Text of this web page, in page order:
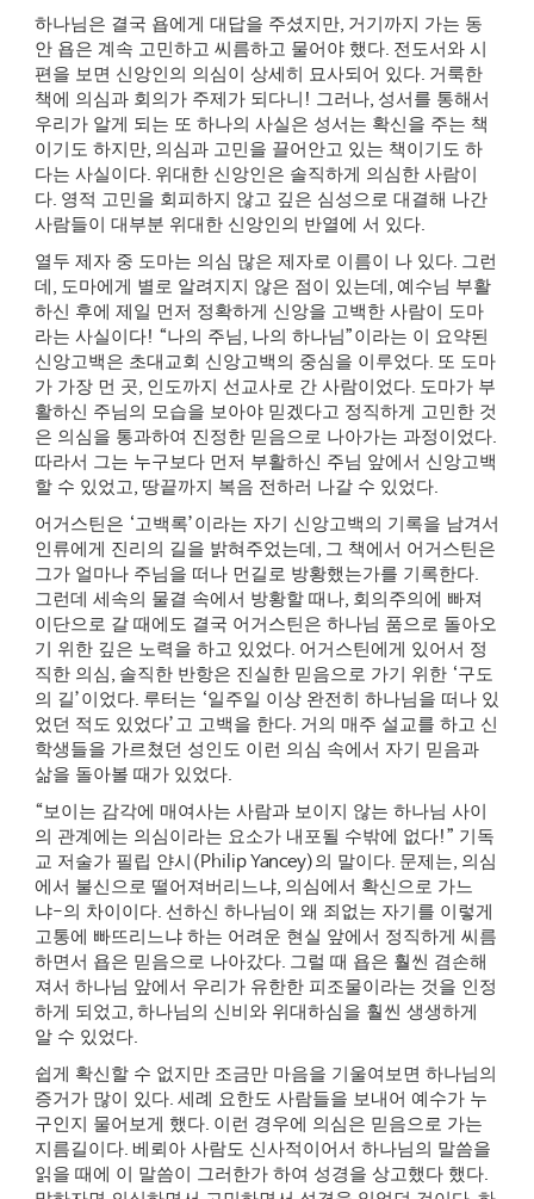
하나님은 결국 욥에게 대답을 주셨지만, 거기까지 가는 동
안 욥은 계속 고민하고 씨름하고 물어야 했다. 전도서와 시
편을 보면 신앙인의 의심이 상세히 묘사되어 있다. 거룩한
책에 의심과 회의가 주제가 되다니 ! 그러나, 성서를 통해서
우리가 알게 되는 또 하나의 사실은 성서는 확신을 주는 책
이기도 하지만, 의심과 고민을 끌어안고 있는 책이기도 하
다는 사실이다. 위대한 신앙인은 솔직하게 의심한 사람이
다. 영적 고민을 회피하지 않고 깊은 심성으로 대결해 나간
사람들이 대부분 위대한 신앙인의 반열에 서 있다.
열두 제자 중 도마는 의심 많은 제자로 이름이 나 있다. 그런
데 , 도마에게 별로 알려지지 않은 점이 있는데 , 예수님 부활
하신 후에 제일 먼저 정확하게 신앙을 고백한 사람이 도마
라는 사실이다! “나의 주님, 나의 하나님”이라는 이 요약된
신앙고백은 초대교회 신앙고백의 중심을 이루었다. 또 도마
가 가장 먼 곳, 인도까지 선교사로 간 사람이었다. 도마가 부
활하신 주님의 모습을 보아야 믿겠다고 정직하게 고민한 것
은 의심을 통과하여 진정한 믿음으로 나아가는 과정이었다.
따라서 그는 누구보다 먼저 부활하신 주님 앞에서 신앙고백
할 수 있었고, 땅끝까지 복음 전하러 나갈 수 있었다.
어거스틴은 ‘고백록’이라는 자기 신앙고백의 기록을 남겨서
인류에게 진리의 길을 밝혀주었는데 , 그 책에서 어거스틴은
그가 얼마나 주님을 떠나 먼길로 방황했는가를 기록한다.
그런데 세속의 물결 속에서 방황할 때나, 회의주의에 빠져
이단으로 갈 때에도 결국 어거스틴은 하나님 품으로 돌아오
기 위한 깊은 노력을 하고 있었다. 어거스틴에게 있어서 정
직한 의심, 솔직한 반항은 진실한 믿음으로 가기 위한 ‘구도
의 길’이었다. 루터는 ‘일주일 이상 완전히 하나님을 떠나 있
었던 적도 있었다’ 고 고백을 한다. 거의 매주 설교를 하고 신
학생들을 가르쳤던 성인도 이런 의심 속에서 자기 믿음과
삶을 돌아볼 때가 있었다.
“보이는 감각에 매여사는 사람과 보이지 않는 하나님 사이
의 관계에는 의심이라는 요소가 내포될 수밖에 없다!” 기독
교 저술가 필립 얀시 (Philip Yancey)의 말이다. 문제는, 의심
에서 불신으로 떨어져버리느냐, 의심에서 확신으로 가느
냐-의 차이이다. 선하신 하나님이 왜 죄없는 자기를 이렇게
고통에 빠뜨리느냐 하는 어려운 현실 앞에서 정직하게 씨름
하면서 욥은 믿음으로 나아갔다. 그럴 때 욥은 훨씬 겸손해
져서 하나님 앞에서 우리가 유한한 피조물이라는 것을 인정
하게 되었고, 하나님의 신비와 위대하심을 훨씬 생생하게
알 수 있었다.
쉽게 확신할 수 없지만 조금만 마음을 기울여보면 하나님의
증거가 많이 있다. 세례 요한도 사람들을 보내어 예수가 누
구인지 물어보게 했다. 이런 경우에 의심은 믿음으로 가는
지름길이다. 베뢰아 사람도 신사적이어서 하나님의 말씀을
읽을 때에 이 말씀이 그러한가 하여 성경을 상고했다 했다.